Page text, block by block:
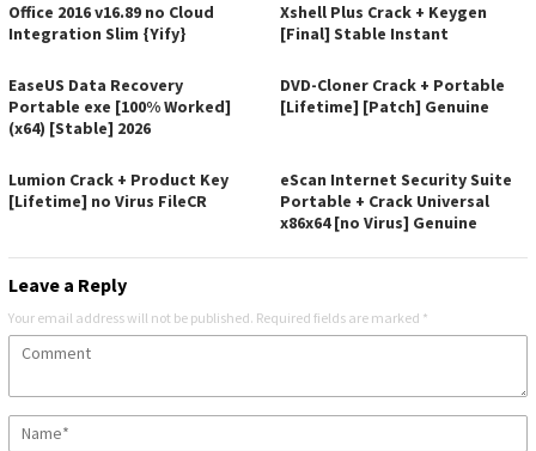
Office 2016 v16.89 no Cloud
Integration Slim {Yify}
Xshell Plus Crack + Keygen
[Final] Stable Instant
EaseUS Data Recovery
Portable exe [100% Worked]
(x64) [Stable] 2026
DVD-Cloner Crack + Portable
[Lifetime] [Patch] Genuine
Lumion Crack + Product Key
[Lifetime] no Virus FileCR
eScan Internet Security Suite
Portable + Crack Universal
x86x64 [no Virus] Genuine
Leave a Reply
Your email address will not be published. Required fields are marked *